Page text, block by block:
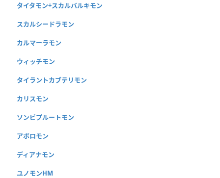
タイタモン+スカルバルキモン
スカルシードラモン
カルマーラモン
ウィッチモン
タイラントカブテリモン
カリスモン
ソンビプルートモン
アポロモン
ディアナモン
ユノモンHM